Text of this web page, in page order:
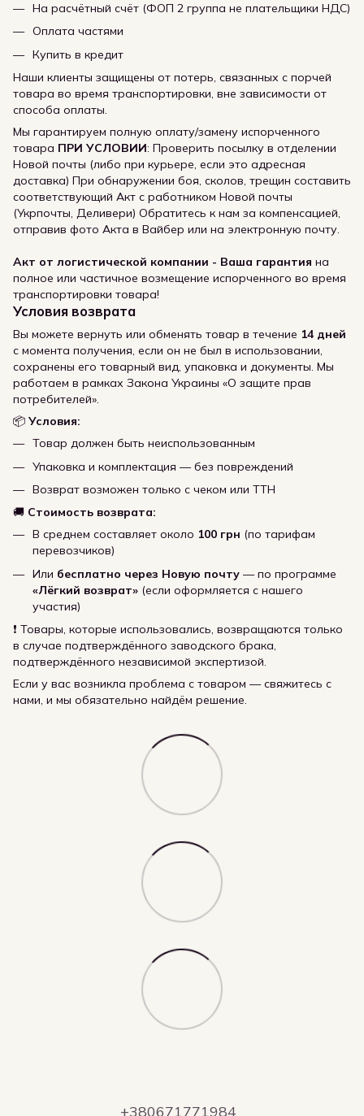
На расчётный счёт (ФОП 2 группа не плательщики НДС)
Оплата частями
Купить в кредит
Наши клиенты защищены от потерь, связанных с порчей
товара во время транспортировки, вне зависимости от
способа оплаты.
Мы гарантируем полную оплату/замену испорченного
товара ПРИ УСЛОВИИ: Проверить посылку в отделении
Новой почты (либо при курьере, если это адресная
доставка) При обнаружении боя, сколов, трещин составить
соответствующий Акт с работником Новой почты
(Укрпочты, Деливери) Обратитесь к нам за компенсацией,
отправив фото Акта в Вайбер или на электронную почту.
Акт от логистической компании - Ваша гарантия на
полное или частичное возмещение испорченного во время
транспортировки товара!
Условия возврата
Вы можете вернуть или обменять товар в течение 14 дней
с момента получения, если он не был в использовании,
сохранены его товарный вид, упаковка и документы. Мы
работаем в рамках Закона Украины «О защите прав
потребителей».
📦 Условия:
Товар должен быть неиспользованным
Упаковка и комплектация — без повреждений
Возврат возможен только с чеком или ТТН
🚚 Стоимость возврата:
В среднем составляет около 100 грн (по тарифам
перевозчиков)
Или бесплатно через Новую почту — по программе
«Лёгкий возврат» (если оформляется с нашего
участия)
❗ Товары, которые использовались, возвращаются только
в случае подтверждённого заводского брака,
подтверждённого независимой экспертизой.
Если у вас возникла проблема с товаром — свяжитесь с
нами, и мы обязательно найдём решение.
+380671771984